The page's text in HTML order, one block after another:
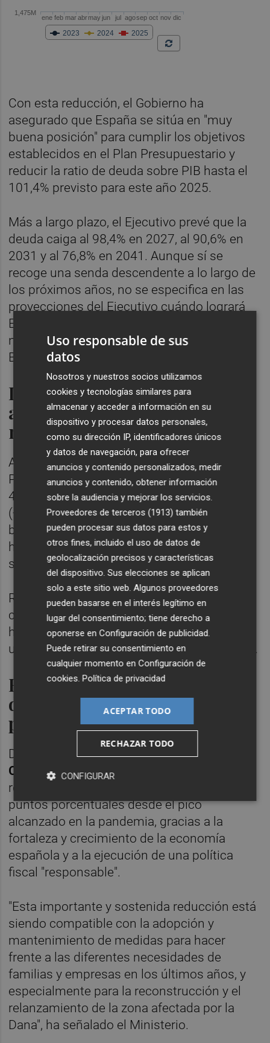
Con esta reducción, el Gobierno ha
asegurado que España se sitúa en "muy
buena posición" para cumplir los objetivos
establecidos en el Plan Presupuestario y
reducir la ratio de deuda sobre PIB hasta el
101,4% previsto para este año 2025.
Más a largo plazo, el Ejecutivo prevé que la
deuda caiga al 98,4% en 2027, al 90,6% en
2031 y al 76,8% en 2041. Aunque sí se
recoge una senda descendente a lo largo de
los próximos años, no se especifica en las
proyecciones del Ejecutivo cuándo logrará
España reducir su deuda por debajo de los
niveles "prudentes" del 60% planteado por
Bruselas.
La deuda crece en términos
absolutos en más de 46.000
millones
A pesar de que desciende en porcentaje del
PIB, la deuda pública se ha incrementado en
46.143 millones de euros en el último año
(+2,9% interanual), superando los 1,6
billones de euros, cerca del máximo
histórico que marcó en el mes de
septiembre de 2024 (1,636 billones).
Respecto al mes de noviembre, la deuda del
conjunto de las administraciones públicas
ha permanecido prácticamente estable, con
un ligero descenso del 0,05% -744 millones-.
Reducción de 22,4 puntos
desde el pico alcanzado en la
pandemia
Desde el Departamento que dirige
Cuerpohan puesto en valor que España ha
reducido la ratio de deuda sobre PIB 22,4
puntos porcentuales desde el pico
alcanzado en la pandemia, gracias a la
fortaleza y crecimiento de la economía
española y a la ejecución de una política
fiscal "responsable".
"Esta importante y sostenida reducción está
siendo compatible con la adopción y
mantenimiento de medidas para hacer
frente a las diferentes necesidades de
familias y empresas en los últimos años, y
especialmente para la reconstrucción y el
relanzamiento de la zona afectada por la
Dana", ha señalado el Ministerio.
Uso responsable de sus
datos
Nosotros y nuestros socios utilizamos
cookies y tecnologías similares para
almacenar y acceder a información en su
dispositivo y procesar datos personales,
como su dirección IP, identificadores únicos
y datos de navegación, para ofrecer
anuncios y contenido personalizados, medir
anuncios y contenido, obtener información
sobre la audiencia y mejorar los servicios.
Proveedores de terceros (1913) también
pueden procesar sus datos para estos y
otros fines, incluido el uso de datos de
geolocalización precisos y características
del dispositivo. Sus elecciones se aplican
solo a este sitio web. Algunos proveedores
pueden basarse en el interés legítimo en
lugar del consentimiento; tiene derecho a
oponerse enConfiguración de publicidad
Puede retirar su consentimiento en
cualquier momento enConfiguración de
cookies .Política de privacidad
ACEPTAR TODO
RECHAZAR TODO
CONFIGURAR